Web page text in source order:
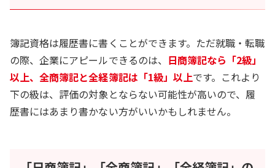
簿記資格は履歴書に書くことができます。ただ就職・転職
の際、企業にアピールできるのは、 日商簿記なら「2級」
以上、全商簿記と全経簿記は「1級」以上です。これより
下の級は、評価の対象とならない可能性が高いので、履
歴書にはあまり書かない方がいいかもしれません。